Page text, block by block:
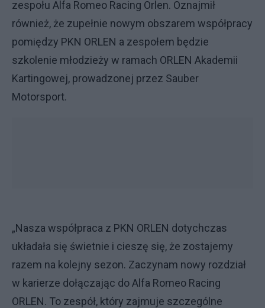
zespołu Alfa Romeo Racing Orlen. Oznajmił
również, że zupełnie nowym obszarem współpracy
pomiędzy PKN ORLEN a zespołem będzie
szkolenie młodzieży w ramach ORLEN Akademii
Kartingowej, prowadzonej przez Sauber
Motorsport.
„Nasza współpraca z PKN ORLEN dotychczas
układała się świetnie i cieszę się, że zostajemy
razem na kolejny sezon. Zaczynam nowy rozdział
w karierze dołączając do Alfa Romeo Racing
ORLEN. To zespół, który zajmuje szczególne